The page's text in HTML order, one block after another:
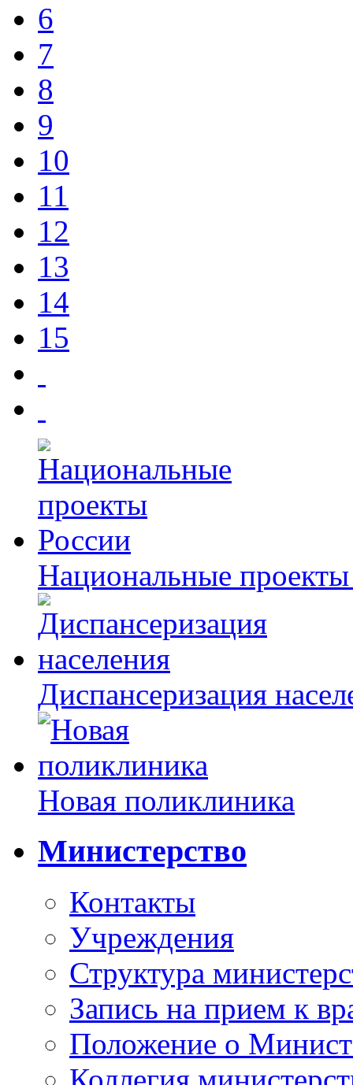
6
7
8
9
10
11
12
13
14
15
Национальные
Диспансеризация
Новая поликлиника
Министерство
Контакты
Учреждения
Структура
Запись на прием к
Положение о